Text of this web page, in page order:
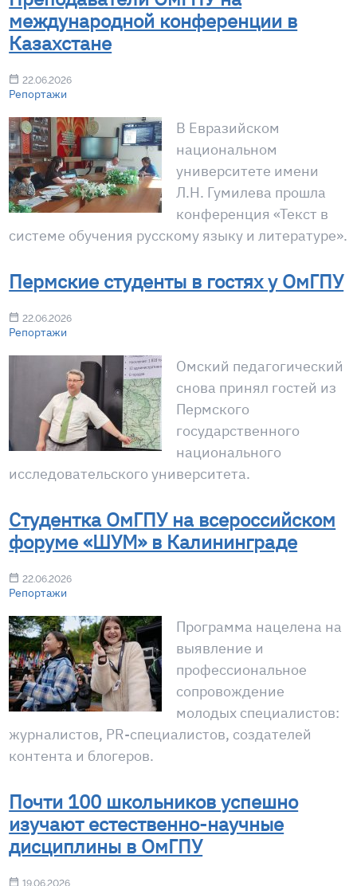
международной конференции в
Казахстане
22.06.2026
Репортажи
В Евразийском
национальном
университете имени
Л.Н. Гумилева прошла
конференция «Текст в
системе обучения русскому языку и литературе».
Пермские студенты в гостях у ОмГПУ
22.06.2026
Репортажи
Омский педагогический
снова принял гостей из
Пермского
государственного
национального
исследовательского университета.
Студентка ОмГПУ на всероссийском
форуме «ШУМ» в Калининграде
22.06.2026
Репортажи
Программа нацелена на
выявление и
профессиональное
сопровождение
молодых специалистов:
журналистов, PR-специалистов, создателей
контента и блогеров.
Почти 100 школьников успешно
изучают естественно-научные
дисциплины в ОмГПУ
19.06.2026